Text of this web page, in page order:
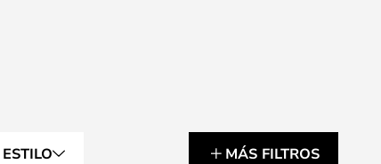
ESTILO MÁS FILTROS